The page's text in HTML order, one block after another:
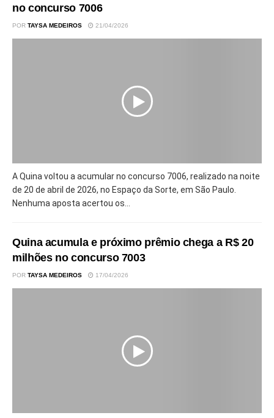
no concurso 7006
POR TAYSA MEDEIROS 21/04/2026
A Quina voltou a acumular no concurso 7006, realizado na noite
de 20 de abril de 2026, no Espaço da Sorte, em São Paulo.
Nenhuma aposta acertou os...
Quina acumula e próximo prêmio chega a R$ 20
milhões no concurso 7003
POR TAYSA MEDEIROS 17/04/2026